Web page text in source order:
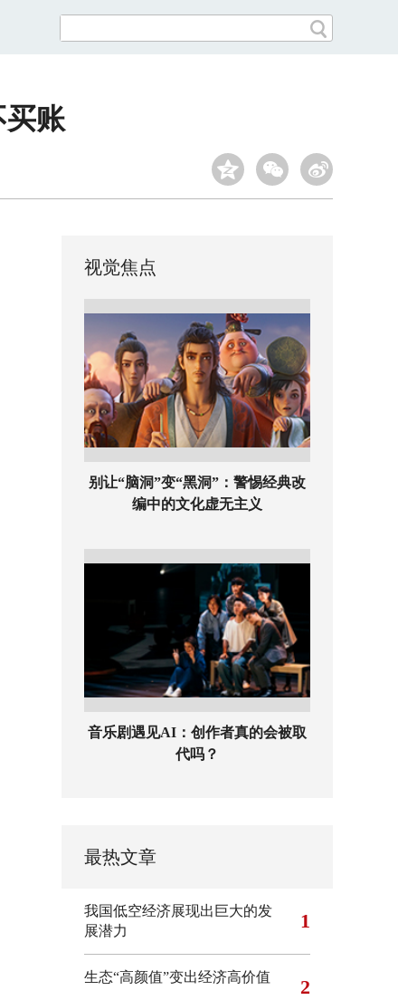
买账
视觉焦点
别让“脑洞”变“黑洞”：警惕经典改
编中的文化虚无主义
音乐剧遇见AI：创作者真的会被取
代吗？
最热文章
我国低空经济展现出巨大的发
展潜力
1
生态“高颜值”变出经济高价值 2